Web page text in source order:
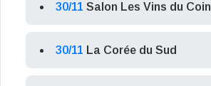
30/11 Salon Les Vins du Coin
30/11 La Corée du Sud